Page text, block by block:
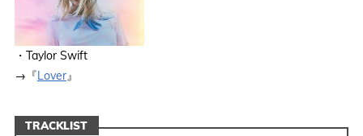
・Taylor Swift
→『Lover』
TRACKLIST